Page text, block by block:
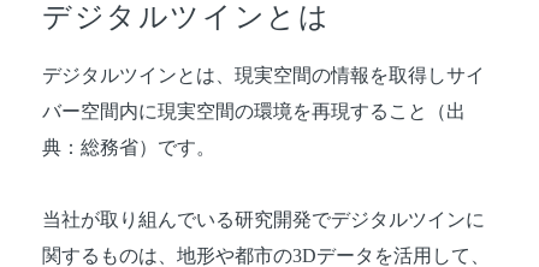
デジタルツインとは
デジタルツインとは、現実空間の情報を取得しサイ
バー空間内に現実空間の環境を再現すること（出
典：総務省）です。
当社が取り組んでいる研究開発でデジタルツインに
関するものは、地形や都市の3Dデータを活用して、